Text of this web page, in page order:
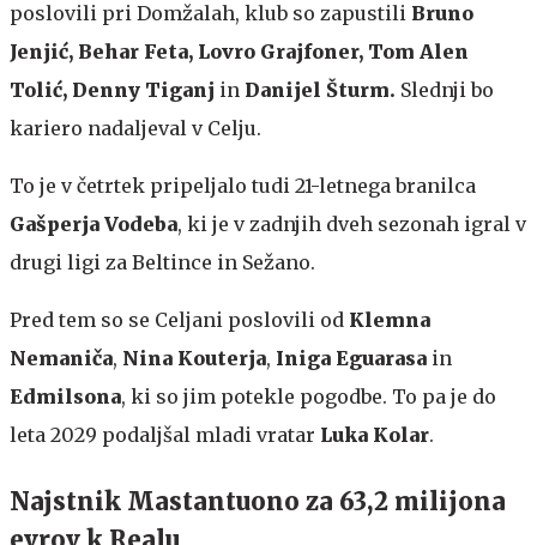
poslovili pri Domžalah, klub so zapustili Bruno
Jenjić, Behar Feta, Lovro Grajfoner, Tom Alen
Tolić, Denny Tiganj in Danijel Šturm. Slednji bo
kariero nadaljeval v Celju.
To je v četrtek pripeljalo tudi 21-letnega branilca
Gašperja Vodeba, ki je v zadnjih dveh sezonah igral v
drugi ligi za Beltince in Sežano.
Pred tem so se Celjani poslovili od Klemna
Nemaniča, Nina Kouterja, Iniga Eguarasa in
Edmilsona, ki so jim potekle pogodbe. To pa je do
leta 2029 podaljšal mladi vratar Luka Kolar.
Najstnik Mastantuono za 63,2 milijona